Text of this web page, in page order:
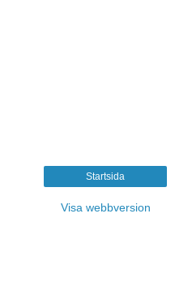
Startsida
Visa webbversion